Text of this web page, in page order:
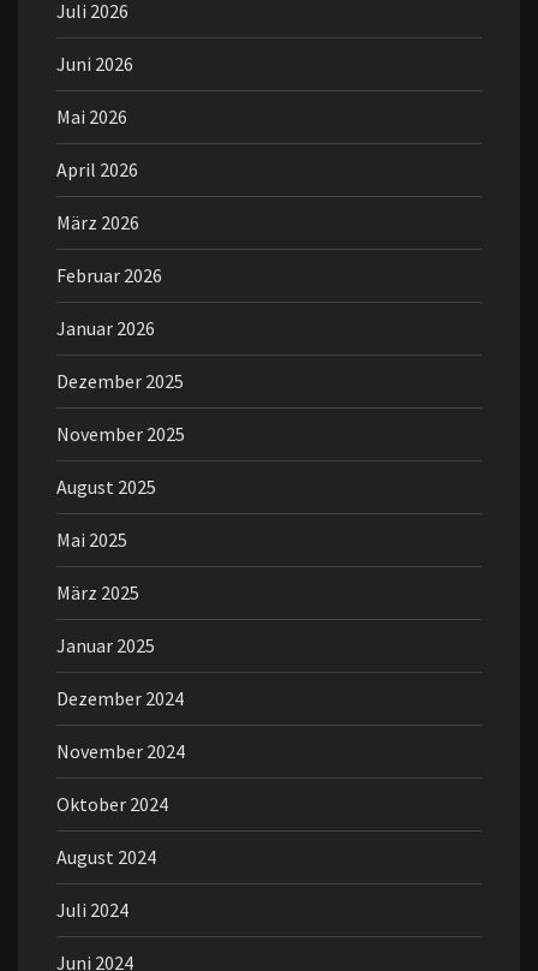
Juli 2026
Juni 2026
Mai 2026
April 2026
März 2026
Februar 2026
Januar 2026
Dezember 2025
November 2025
August 2025
Mai 2025
März 2025
Januar 2025
Dezember 2024
November 2024
Oktober 2024
August 2024
Juli 2024
Juni 2024